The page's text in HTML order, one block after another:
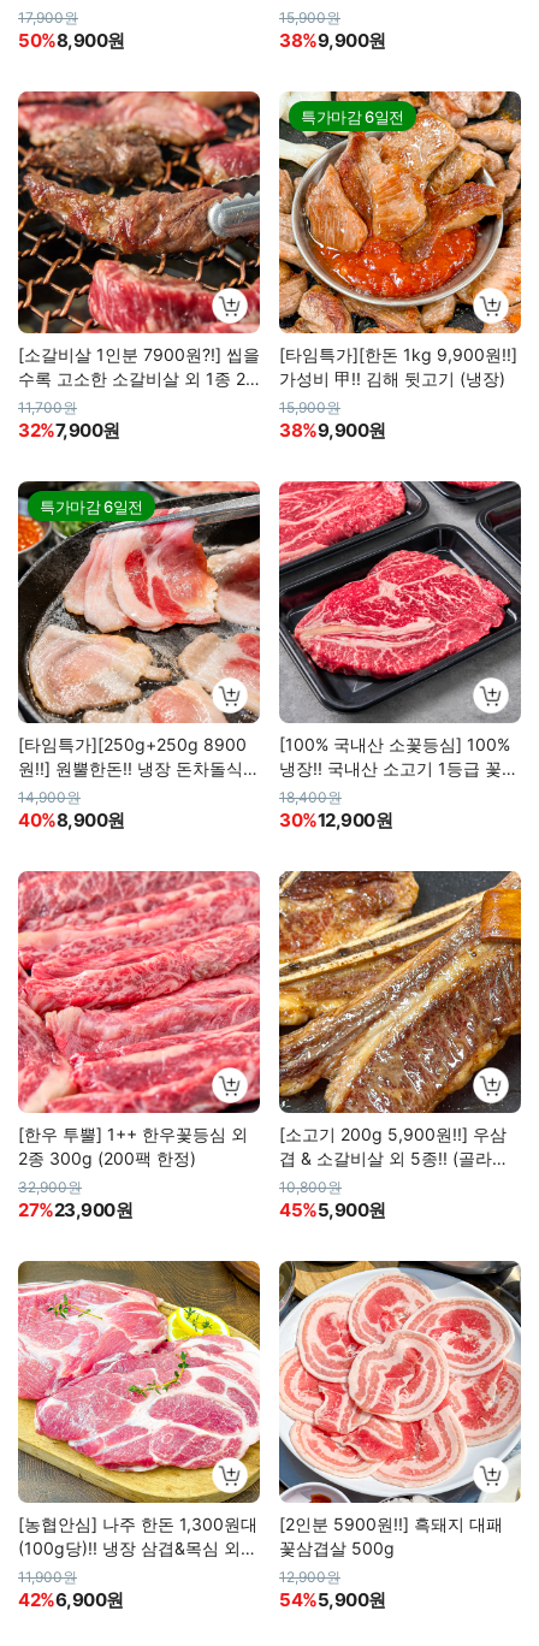
17,900원
50%8,900원
15,900원
38%9,900원
[소갈비살 1인분 7900원?!] 씹을
수록 고소한 소갈비살 외 1종 20
0g
11,700원
32%7,900원
특가마감6일전
[타임특가][한돈 1kg 9,900원!!]
가성비 甲!! 김해 뒷고기 (냉장)
15,900원
38%9,900원
특가마감6일전
[타임특가][250g+250g 8900
원!!] 원뿔한돈!! 냉장 돈차돌식
한돈대패 총 500g
14,900원
40%8,900원
[100% 국내산 소꽃등심] 100%
냉장!! 국내산 소고기 1등급 꽃등
심
18,400원
30%12,900원
[한우 투뿔] 1++ 한우꽃등심 외
2종 300g (200팩 한정)
32,900원
27%23,900원
[소고기 200g 5,900원!!] 우삼
겹 & 소갈비살 외 5종!! (골라담
기)
10,800원
45%5,900원
[농협안심] 나주 한돈 1,300원대
(100g당)!! 냉장 삼겹&목심 외
(수육/구이/찌개용)
11,900원
42%6,900원
[2인분 5900원!!] 흑돼지 대패
꽃삼겹살 500g
12,900원
54%5,900원